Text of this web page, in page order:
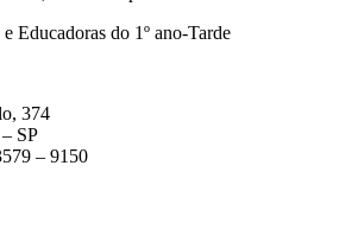
Educadoras do 1º ano-Tarde
374
SP
– 9150